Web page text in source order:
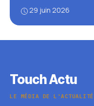
29 juin 2026
Touch Actu
LE MÉDIA DE L'ACTUALITÉ